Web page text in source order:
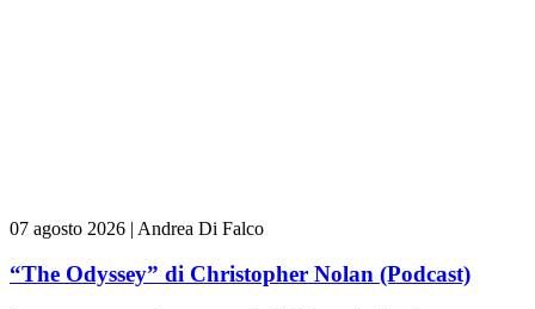
07 agosto 2026 | Andrea Di Falco
“The Odyssey” di Christopher Nolan (Podcast)